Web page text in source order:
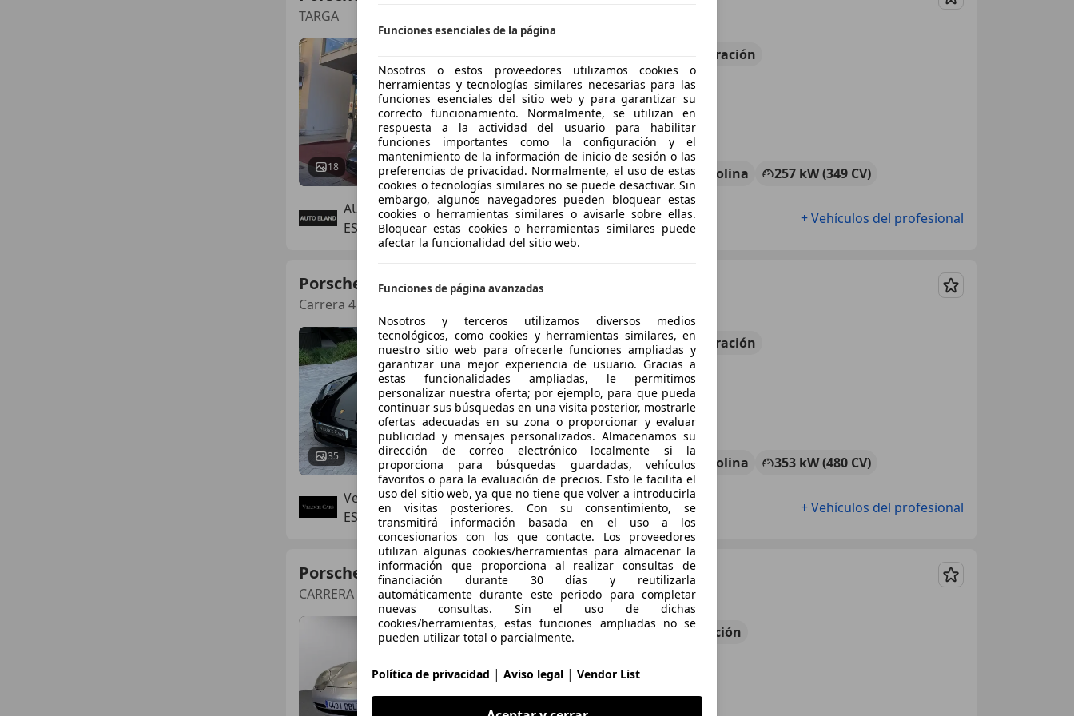
TARGA
Guardar
18
comparación
06/2014 28.800 km Gasolina
257 kW (349 CV)
AUTO ELAND BARCELONA
ES-08029 BARCELONA
+ Vehículos del profesional
Porsche 911
Carrera 4 GTS Coupé
Guardar
35
€ 164.990 Sincomparación
01/2022 23.000 km Gasolina
353 kW (480 CV)
Veloce Cars
ES-28232 Madrid
+ Vehículos del profesional
Porsche 911
CARRERA CABRIO 2P
Guardar
€ 32.440 Sin comparación
Funciones esenciales de la página
Nosotros o estos proveedores utilizamos cookies o
herramientas y tecnologías similares necesarias para las
funciones esenciales del sitio web y para garantizar su
correcto funcionamiento. Normalmente, se utilizan en
respuesta a la actividad del usuario para habilitar
funciones importantes como la configuración y el
mantenimiento de la información de inicio de sesión o las
preferencias de privacidad. Normalmente, el uso de estas
cookies o tecnologías similares no se puede desactivar. Sin
embargo, algunos navegadores pueden bloquear estas
cookies o herramientas similares o avisarle sobre ellas.
Bloquear estas cookies o herramientas similares puede
afectar la funcionalidad del sitio web.
Funciones de página avanzadas
Nosotros y terceros utilizamos diversos medios
tecnológicos, como cookies y herramientas similares, en
nuestro sitio web para ofrecerle funciones ampliadas y
garantizar una mejor experiencia de usuario. Gracias a
estas funcionalidades ampliadas, le permitimos
personalizar nuestra oferta; por ejemplo, para que pueda
continuar sus búsquedas en una visita posterior, mostrarle
ofertas adecuadas en su zona o proporcionar y evaluar
publicidad y mensajes personalizados. Almacenamos su
dirección de correo electrónico localmente si la
proporciona para búsquedas guardadas, vehículos
favoritos o para la evaluación de precios. Esto le facilita el
uso del sitio web, ya que no tiene que volver a introducirla
en visitas posteriores. Con su consentimiento, se
transmitirá información basada en el uso a los
concesionarios con los que contacte. Los proveedores
utilizan algunas cookies/herramientas para almacenar la
información que proporciona al realizar consultas de
financiación durante 30 días y reutilizarla
automáticamente durante este periodo para completar
nuevas consultas. Sin el uso de dichas
cookies/herramientas, estas funciones ampliadas no se
pueden utilizar total o parcialmente.
Política de privacidad | Aviso legal | Vendor List